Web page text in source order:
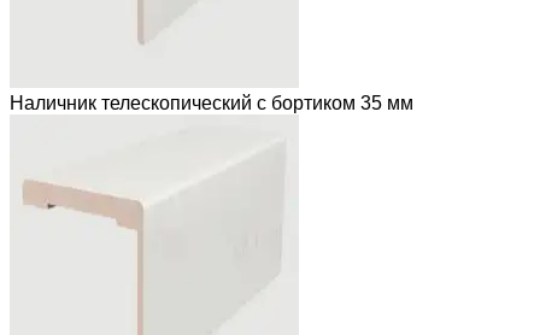
Наличник телескопический с бортиком 35 мм